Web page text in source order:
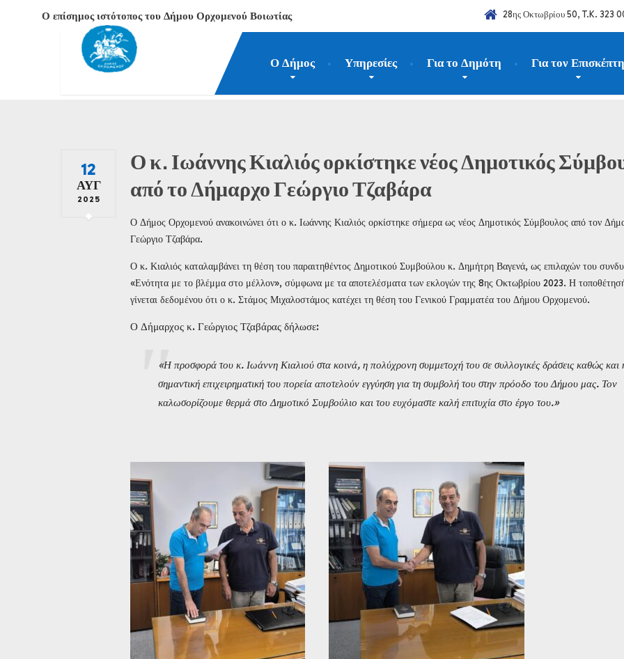
Ο επίσημος ιστότοπος του Δήμου Ορχομενού Βοιωτίας 28ης Οκτωβρίου 50, T.K. 323
Ο Δήμος Υπηρεσίες Για το Δημότη Για τον Επισκέπτη
Νέα-Επικαιρότητα Αύγουστος
12
ΑΥΓ
2025
Ο κ. Ιωάννης Κιαλιός ορκίστηκε νέος Δημοτικός
από το Δήμαρχο Γεώργιο Τζαβάρα
Ο Δήμος Ορχομενού ανακοινώνει ότι ο κ. Ιωάννης Κιαλιός ορκίστηκε σήμερα ως νέος Δημοτικός Σύμβουλος από τον
Γεώργιο Τζαβάρα.
Ο κ. Κιαλιός καταλαμβάνει τη θέση του παραιτηθέντος Δημοτικού Συμβούλου κ. Δημήτρη Βαγενά, ως επιλαχών του
«Ενότητα με το βλέμμα στο μέλλον», σύμφωνα με τα αποτελέσματα των εκλογών της 8ης Οκτωβρίου 2023. Η
γίνεται δεδομένου ότι ο κ. Στάμος Μιχαλοστάμος κατέχει τη θέση του Γενικού Γραμματέα του Δήμου Ορχομενού.
Ο Δήμαρχος κ. Γεώργιος Τζαβάρας δήλωσε:
«Η προσφορά του κ. Ιωάννη Κιαλιού στα κοινά, η πολύχρονη συμμετοχή του σε συλλογικές δράσεις καθώς και
σημαντική επιχειρηματική του πορεία αποτελούν εγγύηση για τη συμβολή του στην πρόοδο του Δήμου μας. Τον
καλωσορίζουμε θερμά στο Δημοτικό Συμβούλιο και του ευχόμαστε καλή επιτυχία στο έργο του.»